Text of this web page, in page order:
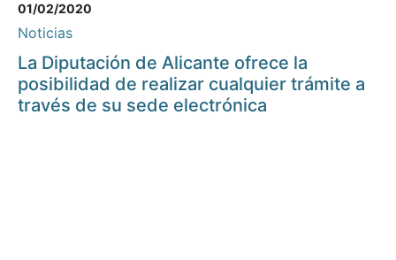
01/02/2020
Noticias
La Diputación de Alicante ofrece la
posibilidad de realizar cualquier trámite a
través de su sede electrónica